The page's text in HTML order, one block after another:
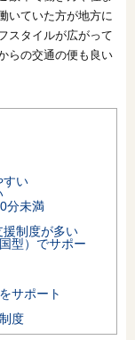
いていた方が地方に
スタイルが広がって
らの交通の便も良い
すい
分未満
制度が多い
型）でサポー
サポート
度